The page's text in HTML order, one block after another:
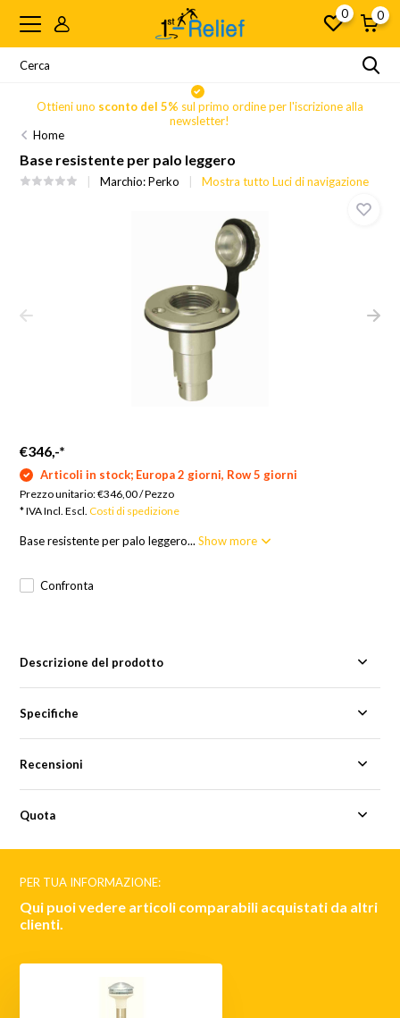
0 0
Ottieni uno sconto del 5% sul primo ordine per l'iscrizione alla
newsletter!
Home
Base resistente per palo leggero
Marchio:Perko Mostra tutto Luci di navigazione
€346,-*
Articoli in stock; Europa 2 giorni, Row 5 giorni
Prezzo unitario:€346,00/Pezzo
* IVA Incl. Escl.Costi di spedizione
Base resistente per palo leggero...Show more
Confronta
Descrizione del prodotto
Specifiche
Recensioni
Quota
PER TUA INFORMAZIONE:
Qui puoi vedere articoli comparabili acquistati da altri
clienti.